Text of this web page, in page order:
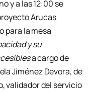
y a las 12:00 se
Arucas
para la mesa
y su
a cargo de
Jiménez Dévora, de
validador del servicio